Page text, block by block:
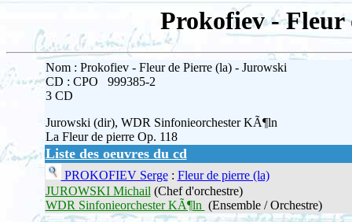
Prokofiev - Fleur
Nom : Prokofiev - Fleur de Pierre (la) - Jurowski
CD : CPO 999385-2
3 CD
Jurowski (dir), WDR Sinfonieorchester KÃ¶ln
La Fleur de pierre Op. 118
Liste des oeuvres du cd
PROKOFIEV Serge: Fleur de pierre (la)
JUROWSKI Michail(Chef d'orchestre)
WDR Sinfonieorchester KÃ¶ln (Ensemble / Orchestre)